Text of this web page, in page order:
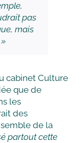
pas
mais
»
cabinet Culture
que de
les
des
de la
partout cette